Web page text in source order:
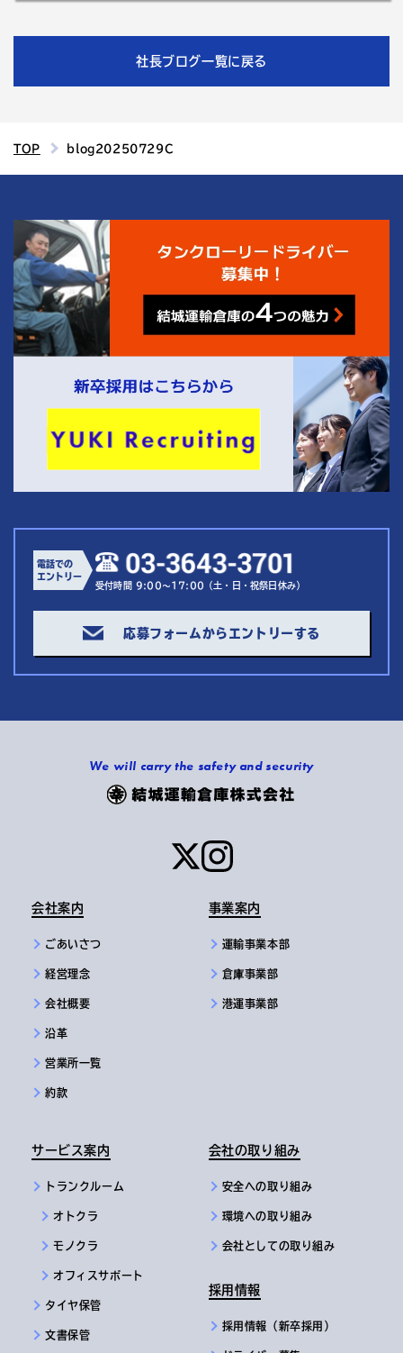
社長ブログ一覧に戻る
TOP blog20250729C
結城運輸倉庫の 4
電話での
エントリー
受付時間 9:00～17:00（土・日・祝祭日休み）
応募フォームからエントリーする
We will carry the safety and security
会社案内
ごあいさつ
経営理念
会社概要
沿革
営業所一覧
約款
事業案内
運輸事業本部
倉庫事業部
港運事業部
サービス案内
トランクルーム
オトクラ
モノクラ
オフィスサポート
タイヤ保管
文書保管
会社の取り組み
安全への取り組み
環境への取り組み
会社としての取り組み
採用情報
採用情報（新卒採用）